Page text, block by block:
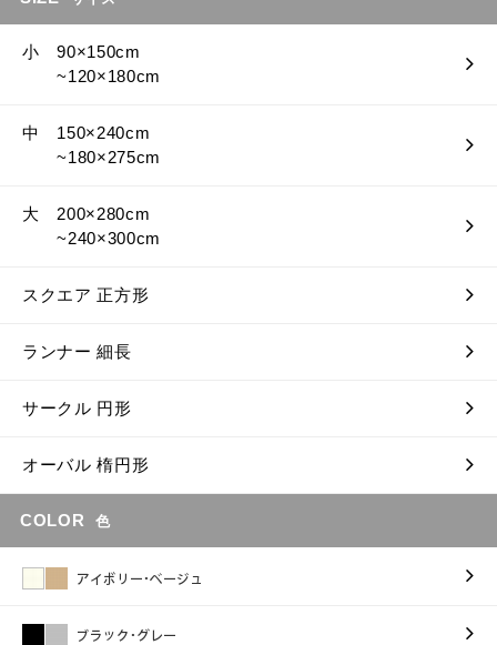
小 90×150cm
~120×180cm
中 150×240cm
~180×275cm
大 200×280cm
~240×300cm
スクエア 正方形
ランナー 細長
サークル 円形
オーバル 楕円形
COLOR 色